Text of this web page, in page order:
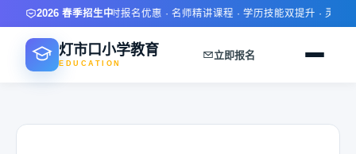
2026 春季招生中限时报名优惠 · 名师精讲课程 · 学历技能双提升 · 灵活
灯市口小学教育
EDUCATION
立即报名